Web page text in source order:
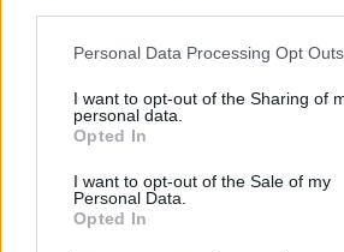
Please note that this website/app uses
not limited to your visit or usage
grant or deny consent to Google and its
use your data for below specified
consent section.
Personal Data Processing Opt Outs
I want to opt-out of the Sharing of
personal data.
Opted In
I want to opt-out of the Sale of my
Personal Data.
Opted In
εκθαμβωτικούς καταρράκτες.